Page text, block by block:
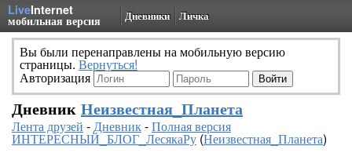
LiveInternet
мобильная версия Дневники Личка
Вы были перенаправлены на мобильную версию
страницы. Вернуться!
Авторизация
Дневник Неизвестная_Планета
Лента друзей -Дневник-Полная версия
ИНТЕРЕСНЫЙ_БЛОГ_ЛесякаРу(Неизвестная_Планета)